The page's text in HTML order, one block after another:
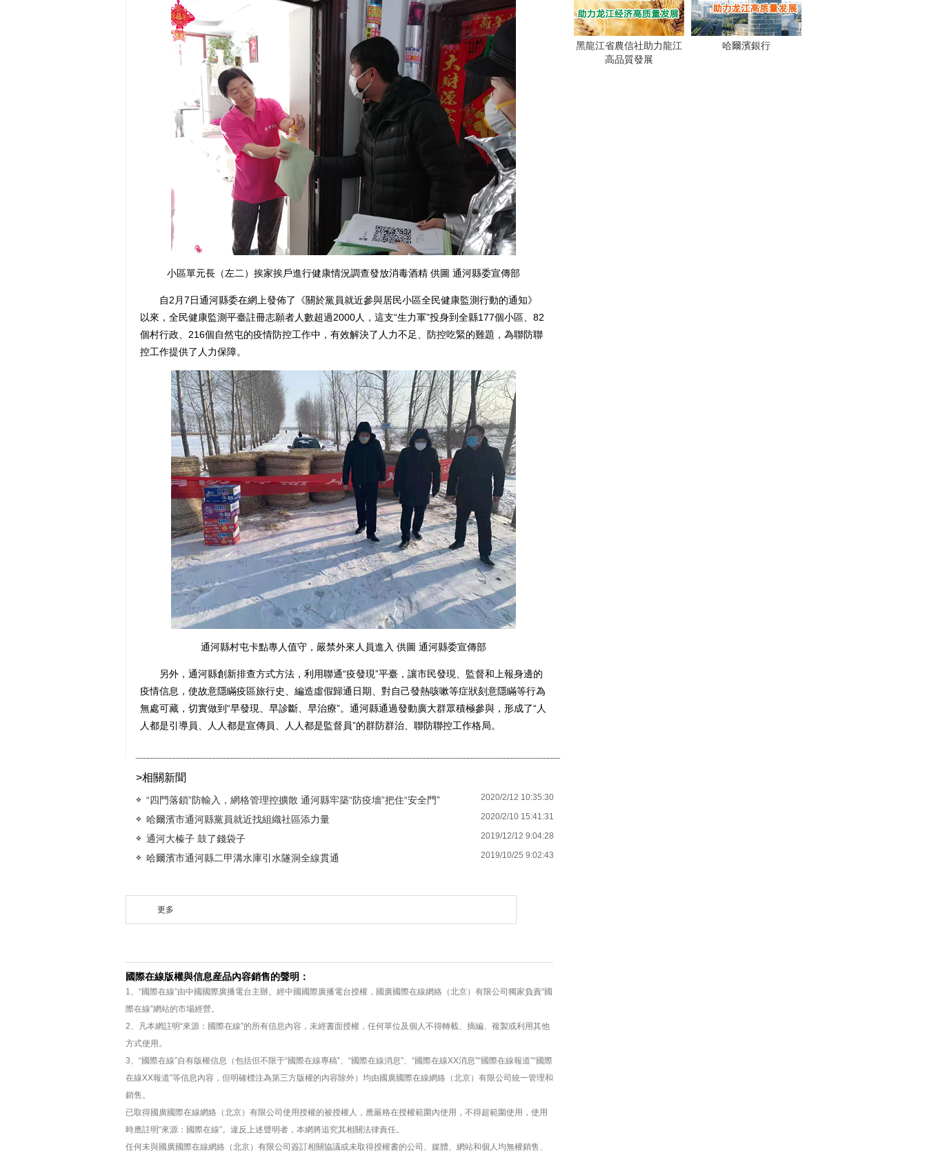
小區單元長（左二）挨家挨戶進行健康情況調查發放消毒酒精 供圖 通河縣委宣傳部
自2月7日通河縣委在網上發佈了《關於黨員就近參與居民小區全民健康監測行動的通知》
以來，全民健康監測平臺註冊志願者人數超過2000人，這支“生力軍”投身到全縣177個小區、82
個村行政、216個自然屯的疫情防控工作中，有效解決了人力不足、防控吃緊的難題，為聯防聯
控工作提供了人力保障。
通河縣村屯卡點專人值守，嚴禁外來人員進入 供圖 通河縣委宣傳部
另外，通河縣創新排查方式方法，利用聯通“疫發現”平臺，讓市民發現、監督和上報身邊的
疫情信息，使故意隱瞞疫區旅行史、編造虛假歸通日期、對自己發熱咳嗽等症狀刻意隱瞞等行為
無處可藏，切實做到“早發現、早診斷、早治療”。通河縣通過發動廣大群眾積極參與，形成了“人
人都是引導員、人人都是宣傳員、人人都是監督員”的群防群治、聯防聯控工作格局。
>相關新聞
“四門落鎖”防輸入，網格管理控擴散 通河縣牢築“防疫墻”把住“安全門” 2020/2/12 10:35:30
哈爾濱市通河縣黨員就近找組織社區添力量 2020/2/10 15:41:31
通河大榛子 鼓了錢袋子 2019/12/12 9:04:28
哈爾濱市通河縣二甲溝水庫引水隧洞全線貫通 2019/10/25 9:02:43
更多
國際在線版權與信息産品內容銷售的聲明：
1、“國際在線”由中國國際廣播電台主辦。經中國國際廣播電台授權，國廣國際在線網絡（北京）有限公司獨家負責“國
際在線”網站的市場經營。
2、凡本網註明“來源：國際在線”的所有信息內容，未經書面授權，任何單位及個人不得轉載、摘編、複製或利用其他
方式使用。
3、“國際在線”自有版權信息（包括但不限于“國際在線專稿”、“國際在線消息”、“國際在線XX消息”“國際在線報道”“國際
在線XX報道”等信息內容，但明確標注為第三方版權的內容除外）均由國廣國際在線網絡（北京）有限公司統一管理和
銷售。
已取得國廣國際在線網絡（北京）有限公司使用授權的被授權人，應嚴格在授權範圍內使用，不得超範圍使用，使用
時應註明“來源：國際在線”。違反上述聲明者，本網將追究其相關法律責任。
任何未與國廣國際在線網絡（北京）有限公司簽訂相關協議或未取得授權書的公司、媒體、網站和個人均無權銷售、
黑龍江省農信社助力龍江
高品質發展
哈爾濱銀行